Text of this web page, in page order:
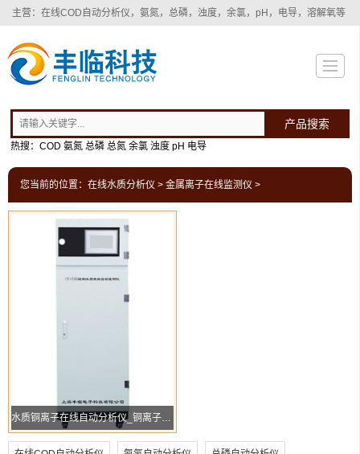
主营：在线COD自动分析仪，氨氮，总磷，浊度，余氯，pH，电导，溶解氧等
产品搜索
热搜：COD 氨氮 总磷 总氮 余氯 浊度 pH 电导
您当前的位置： 在线水质分析仪 > 金属离子在线监测仪 >
水质铜离子在线自动分析仪_铜离子监测仪-FL-CY-CU05